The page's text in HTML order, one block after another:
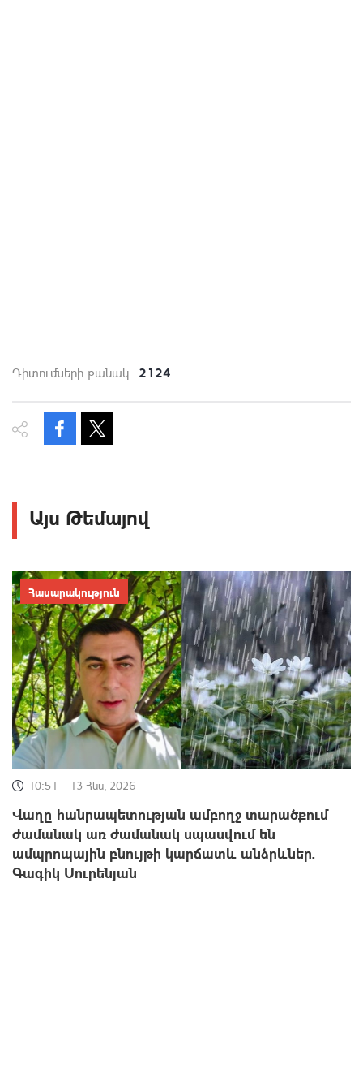
Դիտումների քանակ 2124
Այս Թեմայով
10:51 13 Հնս, 2026
Վաղը հանրապետության ամբողջ տարածքում
ժամանակ առ ժամանակ սպասվում են
ամպրոպային բնույթի կարճատև անձրևներ.
Գագիկ Սուրենյան
Հասարակություն